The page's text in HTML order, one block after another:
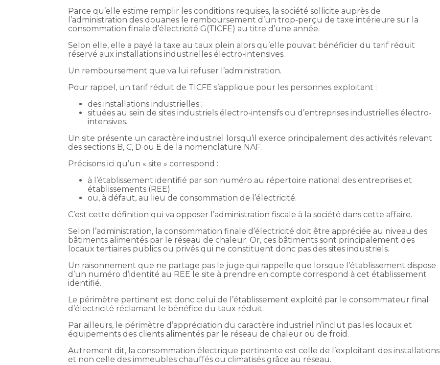
Parce qu’elle estime remplir les conditions requises, la société sollicite auprès de
l’administration des douanes le remboursement d’un trop-perçu de taxe intérieure sur la
consommation finale d’électricité G(TICFE) au titre d’une année.
Selon elle, elle a payé la taxe au taux plein alors qu’elle pouvait bénéficier du tarif réduit
réservé aux installations industrielles électro-intensives.
Un remboursement que va lui refuser l’administration.
Pour rappel, un tarif réduit de TICFE s’applique pour les personnes exploitant :
des installations industrielles ;
situées au sein de sites industriels électro-intensifs ou d’entreprises industrielles électro-
intensives.
Un site présente un caractère industriel lorsqu’il exerce principalement des activités relevant
des sections B, C, D ou E de la nomenclature NAF.
Précisons ici qu’un « site » correspond :
à l’établissement identifié par son numéro au répertoire national des entreprises et
établissements (REE) ;
ou, à défaut, au lieu de consommation de l’électricité.
C’est cette définition qui va opposer l’administration fiscale à la société dans cette affaire.
Selon l’administration, la consommation finale d’électricité doit être appréciée au niveau des
bâtiments alimentés par le réseau de chaleur. Or, ces bâtiments sont principalement des
locaux tertiaires publics ou privés qui ne constituent donc pas des sites industriels.
Un raisonnement que ne partage pas le juge qui rappelle que lorsque l’établissement dispose
d’un numéro d’identité au REE le site à prendre en compte correspond à cet établissement
identifié.
Le périmètre pertinent est donc celui de l’établissement exploité par le consommateur final
d’électricité réclamant le bénéfice du taux réduit.
Par ailleurs, le périmètre d’appréciation du caractère industriel n’inclut pas les locaux et
équipements des clients alimentés par le réseau de chaleur ou de froid.
Autrement dit, la consommation électrique pertinente est celle de l’exploitant des installations
et non celle des immeubles chauffés ou climatisés grâce au réseau.